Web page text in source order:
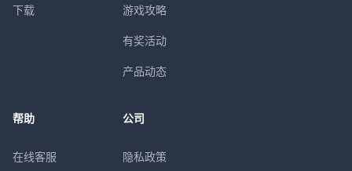
下载 游戏攻略
有奖活动
产品动态
帮助
在线客服
公司
隐私政策